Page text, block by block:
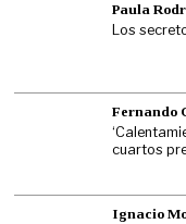
Paula
Los
Fernando
cuartos
Ignacio